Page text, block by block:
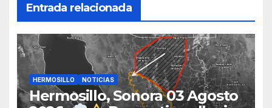
Entrada relacionada
HERMOSILLO NOTICIAS
Hermosillo, Sonora 03 Agosto